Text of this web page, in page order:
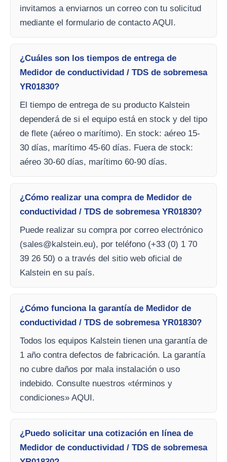
invitamos a enviarnos un correo con tu solicitud
mediante el formulario de contacto AQUI.
¿Cuáles son los tiempos de entrega de
Medidor de conductividad / TDS de sobremesa
YR01830?
El tiempo de entrega de su producto Kalstein
dependerá de si el equipo está en stock y del tipo
de flete (aéreo o marítimo). En stock: aéreo 15-
30 días, marítimo 45-60 días. Fuera de stock:
aéreo 30-60 días, marítimo 60-90 días.
¿Cómo realizar una compra de Medidor de
conductividad / TDS de sobremesa YR01830?
Puede realizar su compra por correo electrónico
(sales@kalstein.eu), por teléfono (+33 (0) 1 70
39 26 50) o a través del sitio web oficial de
Kalstein en su país.
¿Cómo funciona la garantía de Medidor de
conductividad / TDS de sobremesa YR01830?
Todos los equipos Kalstein tienen una garantía de
1 año contra defectos de fabricación. La garantía
no cubre daños por mala instalación o uso
indebido. Consulte nuestros «términos y
condiciones» AQUI.
¿Puedo solicitar una cotización en línea de
Medidor de conductividad / TDS de sobremesa